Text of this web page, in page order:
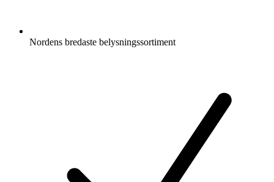
Nordens bredaste belysningssortiment